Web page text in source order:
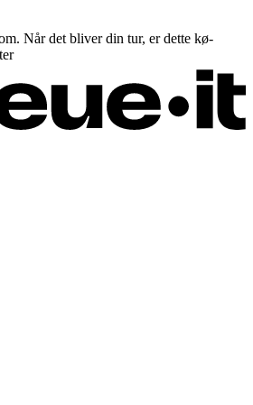
Når det bliver din tur, er dette kø-